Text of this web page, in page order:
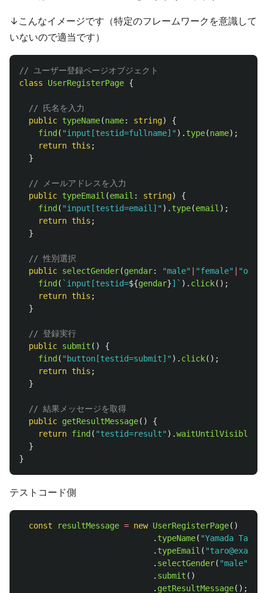
↓こんなイメージです（特定のフレームワークを意識して
いないので適当です）
// ユーザー登録ページオブジェクト
class
UserRegisterPage {
// 氏名を入力
public typeName(name: string)
{
find ( "input[testid=fullname] " ). type(name);
return this ;
}
// メールアドレスを入力
public typeEmail (email : string)
{
find ( "input[testid=email] " ). type(email );
return this ;
}
// 性別選択
public selectGender(gendar: "male" "female" "other
find ( `input[testid=${gendar}]` ). click();
return this ;
}
// 登録実行
public submit ()
{
find ( " button[testid=submit] " ). click();
return this ;
}
// 結果メッセージを取得
public getResultMessage()
{
return find ( "testid=result" ).waitUntilVisible
}
}
テストコード側
const resultMessage = new UserRegisterPage()
. typeName( "Yamada Taro
. typeEmail ( "
. selectGender( "male"
. submit ()
. getResultMessage();